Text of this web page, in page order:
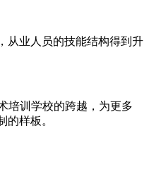
从业人员的技能结构得到升
培训学校的跨越，为更多
的样板。